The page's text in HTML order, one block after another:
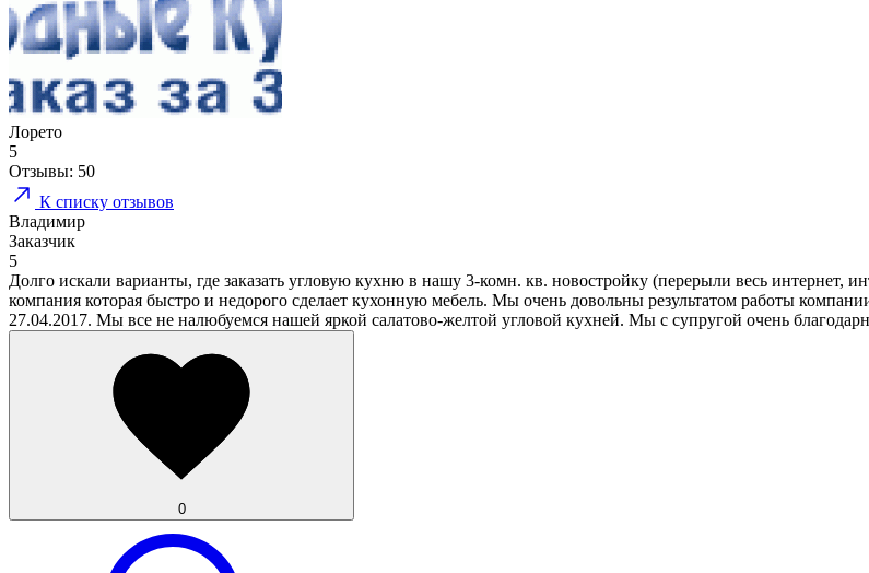
Лорето
5
Отзывы: 50
К списку отзывов
Владимир
Заказчик
5
Долго искали варианты, где заказать угловую кухню в нашу 3-комн. кв. новостройку (перерыли весь интернет,
компания которая быстро и недорого сделает кухонную мебель. Мы очень довольны результатом работы
27.04.2017. Мы все не налюбуемся нашей яркой салатово-желтой угловой кухней. Мы с супругой очень
0